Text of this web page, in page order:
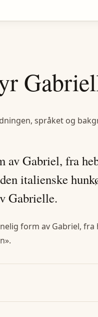
språket og
av Gabriel, fra
italienske
Gabrielle.
form av Gabriel,